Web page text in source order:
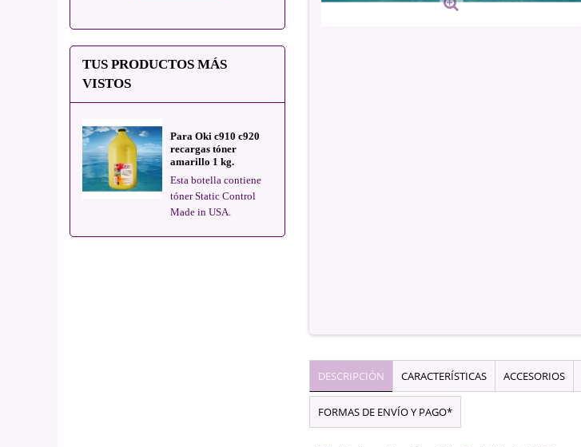
TUS PRODUCTOS MÁS
VISTOS
Para Oki c910 c920
recargas tóner
amarillo 1 kg.
Esta botella contiene
tóner Static Control
Made in USA.
DESCRIPCIÓN CARACTERÍSTICAS ACCESORIOS
FORMAS DE ENVÍO Y PAGO*